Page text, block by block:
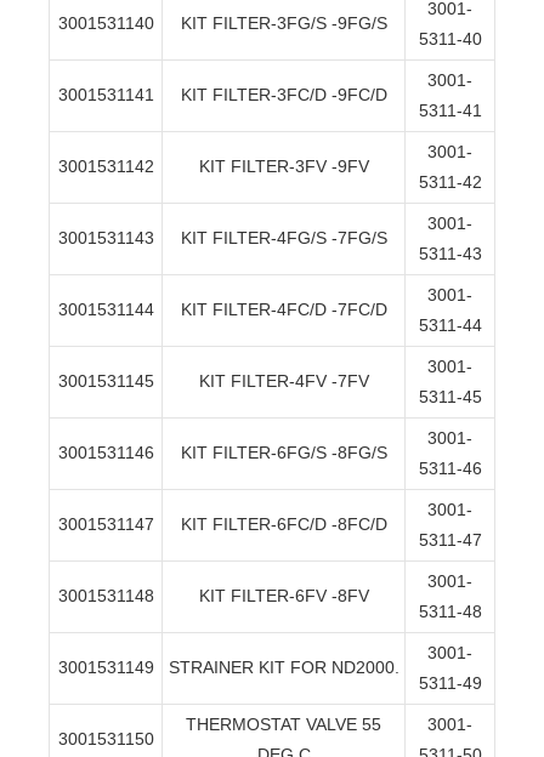
3001531140 KIT FILTER-3FG/S -9FG/S
3001-
5311-40
3001531141 KIT FILTER-3FC/D -9FC/D
3001-
5311-41
3001531142 KIT FILTER-3FV -9FV
3001-
5311-42
3001531143 KIT FILTER-4FG/S -7FG/S
3001-
5311-43
3001531144 KIT FILTER-4FC/D -7FC/D
3001-
5311-44
3001531145 KIT FILTER-4FV -7FV
3001-
5311-45
3001531146 KIT FILTER-6FG/S -8FG/S
3001-
5311-46
3001531147 KIT FILTER-6FC/D -8FC/D
3001-
5311-47
3001531148 KIT FILTER-6FV -8FV
3001-
5311-48
3001531149 STRAINER KIT FOR ND2000.
3001-
5311-49
3001531150
THERMOSTAT VALVE 55
3001-